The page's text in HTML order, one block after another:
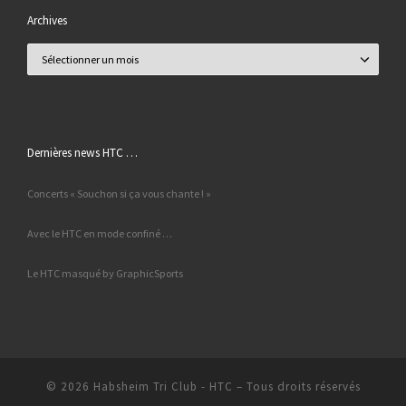
Archives
Dernières news HTC …
Concerts « Souchon si ça vous chante ! »
Avec le HTC en mode confiné …
Le HTC masqué by GraphicSports
© 2026 Habsheim Tri Club - HTC – Tous droits réservés